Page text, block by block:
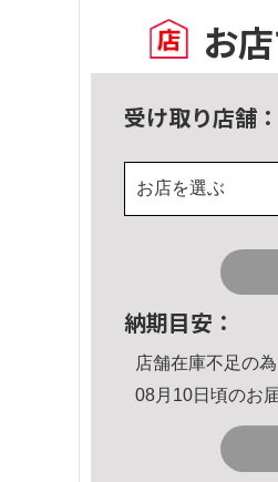
お
受け取り店舗：
お店を選ぶ
納期目安：
店舗在庫不足の
08月10日頃のお